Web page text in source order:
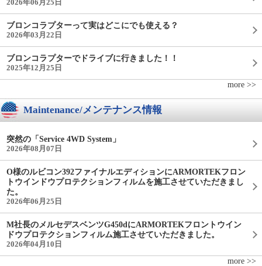
2026年06月25日
ブロンコラプターって実はどこにでも使える？
2026年03月22日
ブロンコラプターでドライブに行きました！！
2025年12月25日
more >>
Maintenance/メンテナンス情報
突然の「Service 4WD System」
2026年08月07日
O様のルビコン392ファイナルエディションにARMORTEKフロン
トウインドウプロテクションフィルムを施工させていただきまし
た。
2026年06月25日
M社長のメルセデスベンツG450dにARMORTEKフロントウイン
ドウプロテクションフィルム施工させていただきました。
2026年04月10日
more >>